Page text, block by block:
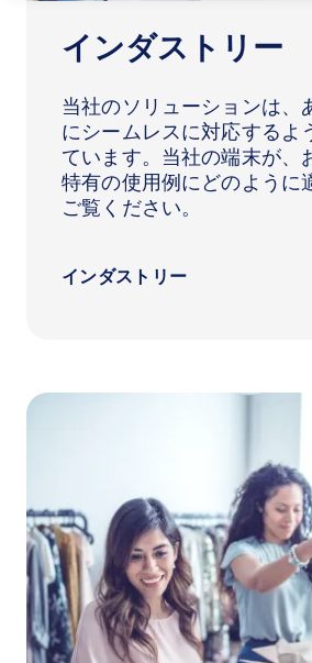
インダストリー
当社のソリューションは、
にシームレスに対応するよ
ています。当社の端末が、
特有の使用例にどのように
ご覧ください。
インダストリー